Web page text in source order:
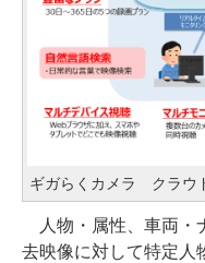
ギガらくカメラ クラウ
人物・属性、車両・
去映像に対して特定人